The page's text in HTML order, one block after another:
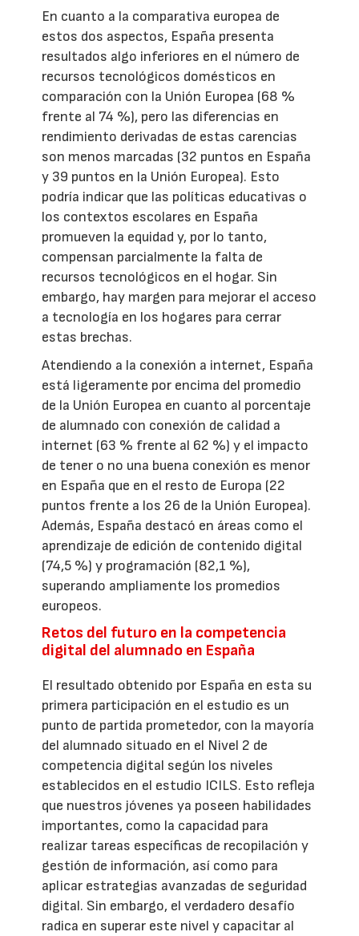
En cuanto a la comparativa europea de
estos dos aspectos, España presenta
resultados algo inferiores en el número de
recursos tecnológicos domésticos en
comparación con la Unión Europea (68 %
frente al 74 %), pero las diferencias en
rendimiento derivadas de estas carencias
son menos marcadas (32 puntos en España
y 39 puntos en la Unión Europea). Esto
podría indicar que las políticas educativas o
los contextos escolares en España
promueven la equidad y, por lo tanto,
compensan parcialmente la falta de
recursos tecnológicos en el hogar. Sin
embargo, hay margen para mejorar el acceso
a tecnología en los hogares para cerrar
estas brechas.
Atendiendo a la conexión a internet, España
está ligeramente por encima del promedio
de la Unión Europea en cuanto al porcentaje
de alumnado con conexión de calidad a
internet (63 % frente al 62 %) y el impacto
de tener o no una buena conexión es menor
en España que en el resto de Europa (22
puntos frente a los 26 de la Unión Europea).
Además, España destacó en áreas como el
aprendizaje de edición de contenido digital
(74,5 %) y programación (82,1 %),
superando ampliamente los promedios
europeos.
Retos del futuro en la competencia
digital del alumnado en España
El resultado obtenido por España en esta su
primera participación en el estudio es un
punto de partida prometedor, con la mayoría
del alumnado situado en el Nivel 2 de
competencia digital según los niveles
establecidos en el estudio ICILS. Esto refleja
que nuestros jóvenes ya poseen habilidades
importantes, como la capacidad para
realizar tareas específicas de recopilación y
gestión de información, así como para
aplicar estrategias avanzadas de seguridad
digital. Sin embargo, el verdadero desafío
radica en superar este nivel y capacitar al